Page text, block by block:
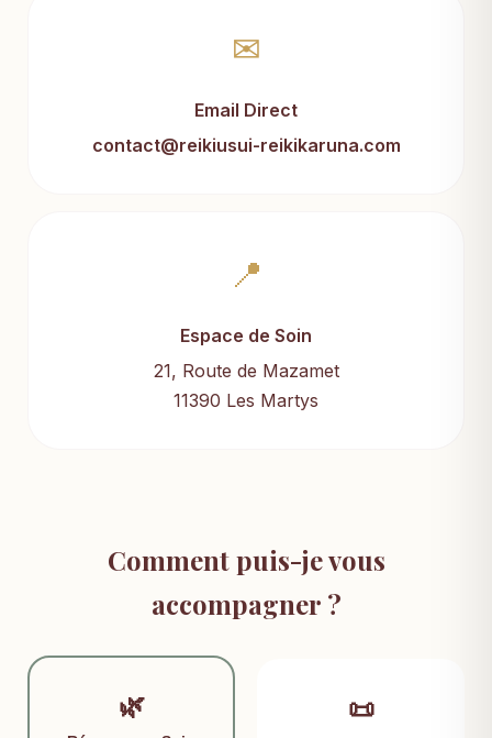
✉
Email Direct
contact@reikiusui-reikikaruna.com
📍
Espace de Soin
21, Route de Mazamet
11390 Les Martys
Comment puis-je vous
accompagner ?
🌿 📜